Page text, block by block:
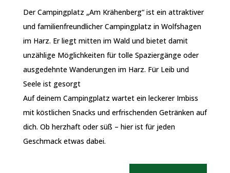
Der Campingplatz „Am Krähenberg“ ist ein attraktiver
und familienfreundlicher Campingplatz in Wolfshagen
im Harz. Er liegt mitten im Wald und bietet damit
unzählige Möglichkeiten für tolle Spaziergänge oder
ausgedehnte Wanderungen im Harz. Für Leib und
Seele ist gesorgt
Auf deinem Campingplatz wartet ein leckerer Imbiss
mit köstlichen Snacks und erfrischenden Getränken auf
dich. Ob herzhaft oder süß – hier ist für jeden
Geschmack etwas dabei.